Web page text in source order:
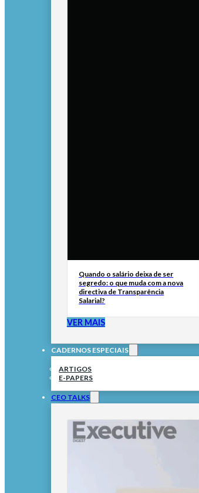
Quando o salário deixa de ser
segredo: o que muda com a nova
directiva de Transparência
Salarial?
VER MAIS
CADERNOS ESPECIAIS
ARTIGOS
E-PAPERS
CEO TALKS